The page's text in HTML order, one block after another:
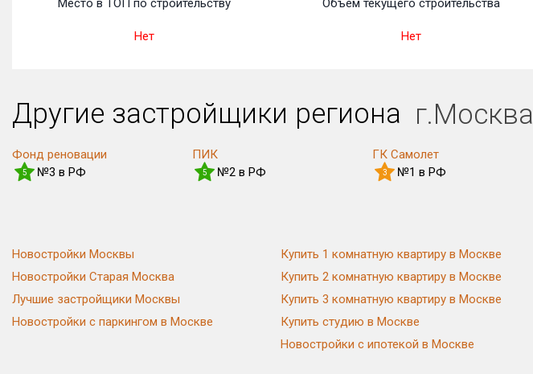
Место в ТОП по строительству
Нет
Объем текущего строительства
Нет
Другие застройщики региона г.Москва
Фонд реновации
5 №3 в РФ
ПИК
5 №2 в РФ
ГК Самолет
3 №1 в РФ
Новостройки Москвы
Новостройки Старая Москва
Лучшие застройщики Москвы
Новостройки с паркингом в Москве
Купить 1 комнатную квартиру в Москве
Купить 2 комнатную квартиру в Москве
Купить 3 комнатную квартиру в Москве
Купить студию в Москве
Новостройки с ипотекой в Москве